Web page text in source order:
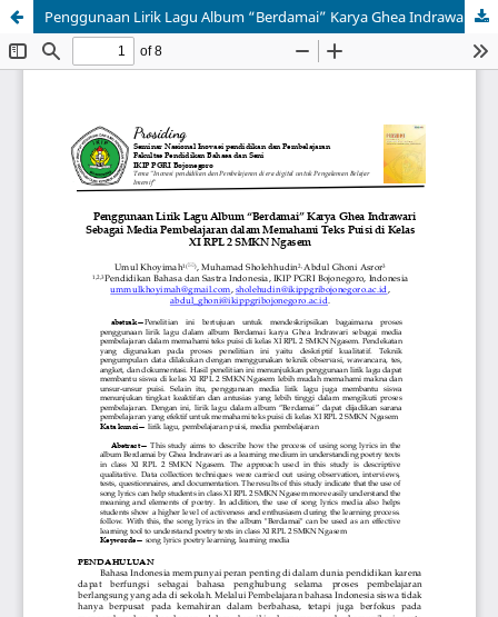
Penggunaan Lirik Lagu Album “Berdamai” Karya Ghea Indrawari Sebagai Media Pembelajaran dalam Memahami Teks Puisi di Kelas XI RPL 2 SMKN Ngasem